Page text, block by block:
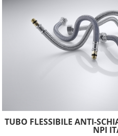
TUBO FLESSIBILE ANTI-
NPI